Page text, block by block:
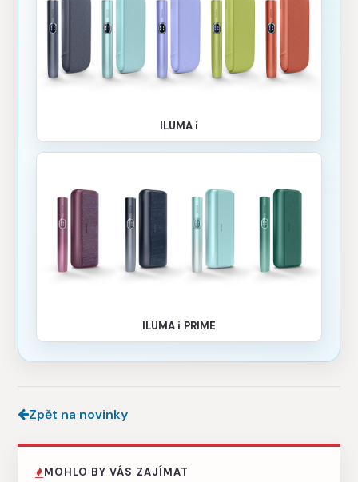
ILUMA i
ILUMA i PRIME
Zpět na novinky
MOHLO BY VÁS ZAJÍMAT